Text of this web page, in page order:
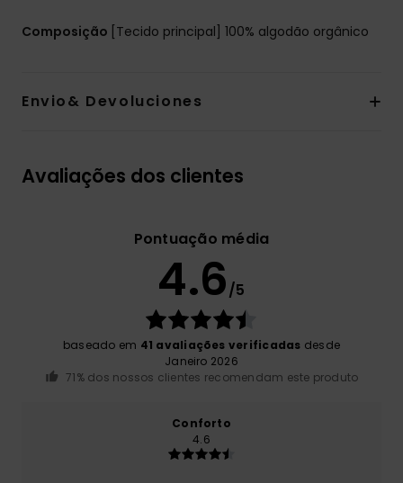
Composição [Tecido principal] 100% algodão orgânico
Envio& Devoluciones
Avaliações dos clientes
Pontuação média
4.6/5
baseado em 41 avaliações verificadas desde
Janeiro 2026
71% dos nossos clientes recomendam este produto
Conforto
4.6